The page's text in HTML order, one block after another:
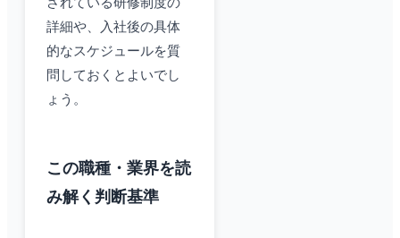
詳細や、入社後の具体
的なスケジュールを質
問しておくとよいでし
ょう。
この職種・業界を読
み解く判断基準